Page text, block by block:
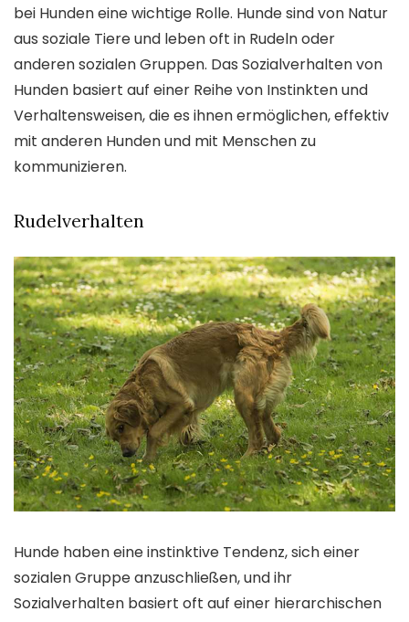
bei Hunden eine wichtige Rolle. Hunde sind von Natur
aus soziale Tiere und leben oft in Rudeln oder
anderen sozialen Gruppen. Das Sozialverhalten von
Hunden basiert auf einer Reihe von Instinkten und
Verhaltensweisen, die es ihnen ermöglichen, effektiv
mit anderen Hunden und mit Menschen zu
kommunizieren.
Rudelverhalten
Hunde haben eine instinktive Tendenz, sich einer
sozialen Gruppe anzuschließen, und ihr
Sozialverhalten basiert oft auf einer hierarchischen